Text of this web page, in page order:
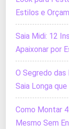
Estilos e
Saia Midi: 12
Apaixonar por
O Segredo
Saia Longa
Como Montar
Mesmo Sem